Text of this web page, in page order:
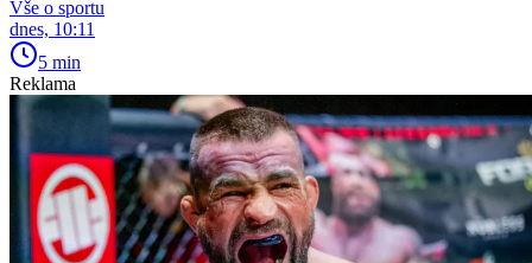
Vše o sportu
dnes, 10:11
5 min
Reklama